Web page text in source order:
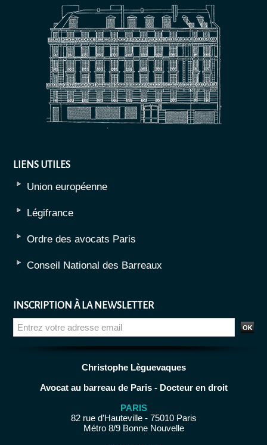
LIENS UTILES
Union européenne
Légifrance
Ordre des avocats Paris
Conseil National des Barreaux
INSCRIPTION À LA NEWSLETTER
Christophe Lèguevaques
Avocat au barreau de Paris - Docteur en droit
PARIS
82 rue d’Hauteville - 75010 Paris
Métro 8/9 Bonne Nouvelle